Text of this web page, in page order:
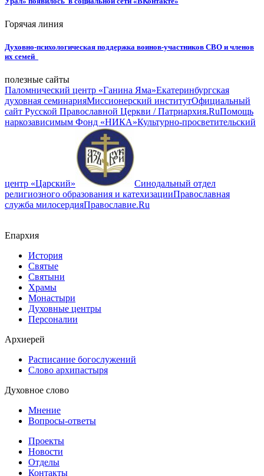
Горячая линия
Духовно-психологическая поддержка воинов-участников СВО и членов
их семей
полезные сайты
Паломнический центр «Ганина Яма»Екатеринбургская
духовная семинарияМиссионерский институтОфициальный
сайт Русской Православной Церкви / Патриархия.RuПомощь
наркозависимым Фонд «НИКА»Культурно-просветительский
центр «Царский»
Синодальный отдел
религиозного образования и катехизацииПравославная
служба милосердияПравославие.Ru
Епархия
История
Святые
Святыни
Храмы
Монастыри
Духовные центры
Персоналии
Архиерей
Расписание богослужений
Слово архипастыря
Духовное слово
Мнение
Вопросы-ответы
Проекты
Новости
Отделы
Контакты